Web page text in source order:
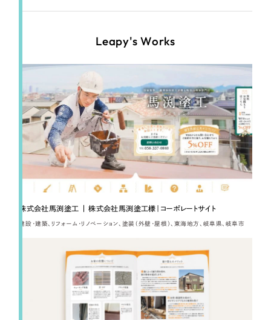
リープ・プロジェクト／マーケティング代行
SEO対策によるアクセス獲得、反響獲得などの"Webマーケティング"から、
ライン領域のマーケティングまでまるっと代行
採用DX支援
リープ・リクルーティング ／採用業務代行
求人票作成・面接など各種業務代行、採用の仕組み作り支援
完全成功報酬型のスカウト型ハイクラス人材紹介（岐阜・愛知）
カイゼンDX支援
／クラウド型工数管理ツール
アウトソーシング（代行支援）
リープ・プロジェクト
「反響強化」を目的としたマーケティング代行
リープ・リクルーティング
「採用強化」を目的とした採用業務代行
その他のサービス
プライバシーポリシー 情報セキュリティ方針
ウェブアクセシビリティ方針
Leapy's Works
株式会社馬渕塗工 | 株式会社馬渕塗工様｜コーポレートサイト
建設・建築 リフォーム・リノベーション 塗装（外壁・屋根） 東海地方 岐阜県 岐阜市